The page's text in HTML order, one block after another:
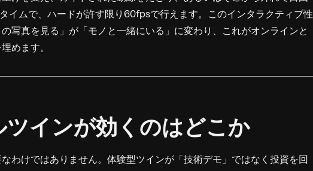
イムで、ハードが許す限り60fpsで行えます。このインタラクティブ性
写真を見る」が「モノと一緒にいる」に変わり、これがオンラインと
めます。
ツインが効くのはどこか
わけではありません。体験型ツインが「技術デモ」ではなく投資を回